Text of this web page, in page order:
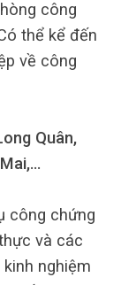
công
thể kể đến
về công
Quân,
công chứng
và các
nghiệm